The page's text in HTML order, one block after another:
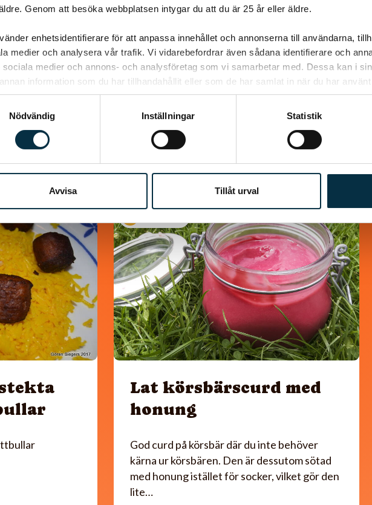
Genom att besöka webbplatsen intygar du att du är 25 år eller äldre.
enhetsidentifierare för att anpassa innehållet och annonserna till användarna,
medier och analysera vår trafik. Vi vidarebefordrar även sådana identifierare och
sociala medier och annons- och analysföretag som vi samarbetar med. Dessa kan i
information som du har tillhandahållit eller som de har samlat in när du har
Nödvändig
Inställningar Statistik
Avvisa Tillåt urval
som jag la ner
Chokladrulle
Jättegod rulle som alla som har smakat den
det receptet jag hittade så var det halva…
Lat körsbärscurd med
honung
God curd på körsbär där du inte behöver
kärna ur körsbären. Den är dessutom sötad
med honung istället för socker, vilket gör den
lite…